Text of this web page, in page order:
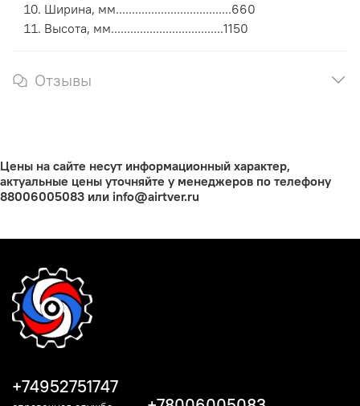
Ширина, мм....................................660
Высота, мм...................................1150
Отзывы
Цены на сайте несут информационный характер,
актуальные цены уточняйте у менеджеров по телефону
88006005083 или info@airtver.ru
+74952751747